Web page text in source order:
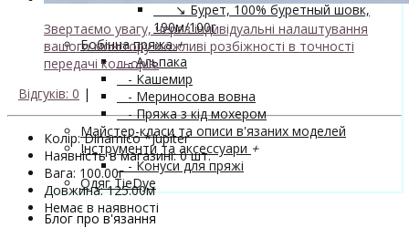
↘ Бурет, 100% буретный шовк,
190м/100г
Бобінна пряжа+
- Альпака
- Кашемир
- Мериносова вовна
- Пряжа з кід мохером
Майстер-класи та описи в'язаних моделей
Інструменти та аксессуари +
- Конуси для пряжі
Одяг TieDye
Блог про в'язання
Звертаємо увагу, через індивідуальні налаштування
вашого монітору можливі розбіжності в точності
передачі кольорів.
Відгуків: 0 |
Колір: Dinamico *Jupiter
Наявність в магазині: 0 шт.
Вага: 100.00г
Довжина: 125.00м
Немає в наявності